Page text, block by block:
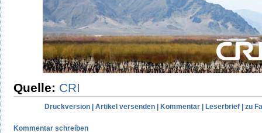
Quelle: CRI
Druckversion Artikel versenden Kommentar Leserbrief zu
Kommentar schreiben